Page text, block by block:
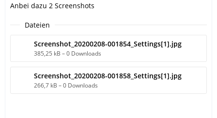
Anbei dazu 2 Screenshots
Dateien
Screenshot_20200208-001854_Settings[1].jpg
385,25 kB – 0 Downloads
Screenshot_20200208-001858_Settings[1].jpg
266,7 kB – 0 Downloads